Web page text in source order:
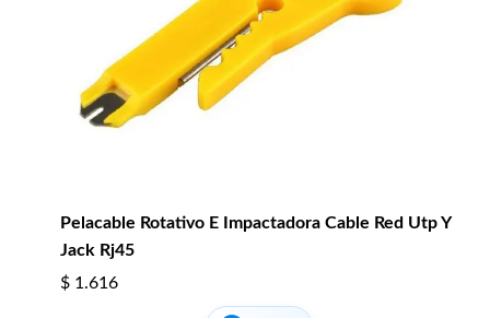
Pelacable Rotativo E Impactadora Cable Red Utp Y
Jack Rj45
$ 1.616